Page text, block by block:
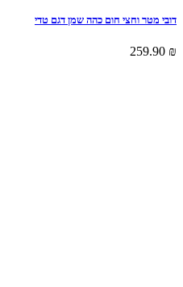
דובי מטר וחצי חום כהה שמן דגם טדי
₪